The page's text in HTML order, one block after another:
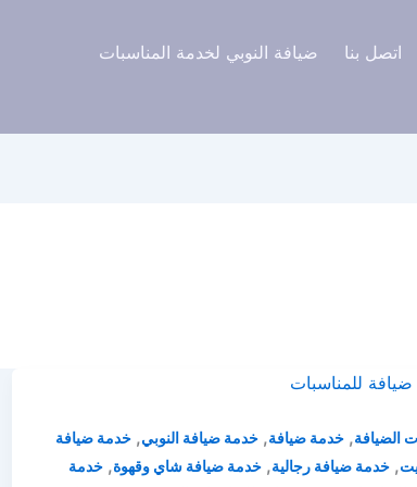
اتصل بنا ضيافة النوبي لخدمة المناسبات
الضيافة, خدمة ضيافة, خدمة ضيافة النوبي, خدمة ضيافة
, خدمة ضيافة رجالية, خدمة ضيافة شاي وقهوة, خدمة